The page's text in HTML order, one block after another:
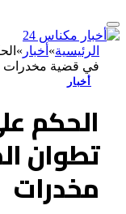
الرئيسية» أخبار »
في قضية مخدرات
أخبار
الحكم
تطوان
مخدرات